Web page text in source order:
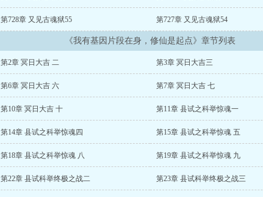
第728章 又见古魂狱55 第727章 又见古魂狱54
《我有基因片段在身，修仙是起点》章节列表
第2章 冥日大吉 二 第3章 冥日大吉三
第6章 冥日大吉 六 第7章 冥日大吉 七
第10章 冥日大吉 十 第11章 县试之科举惊魂一
第14章 县试之科举惊魂四 第15章 县试之科举惊魂 五
第18章 县试之科举惊魂 八 第19章 县试之科举惊魂 九
第22章 县试科举终极之战二 第23章 县试科举终极之战三